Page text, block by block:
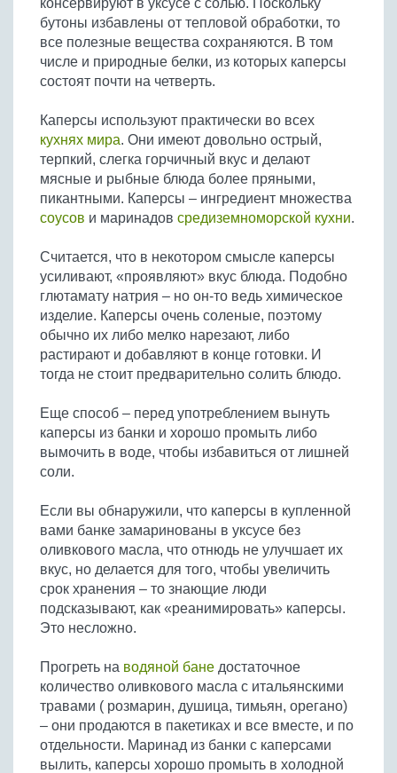
Бобовые
Яйца
Крупы
консервируют в уксусе с солью. Поскольку
бутоны избавлены от тепловой обработки, то
все полезные вещества сохраняются. В том
числе и природные белки, из которых каперсы
состоят почти на четверть.
Каперсы используют практически во всех
кухнях мира. Они имеют довольно острый,
терпкий, слегка горчичный вкус и делают
мясные и рыбные блюда более пряными,
пикантными. Каперсы – ингредиент множества
соусов и маринадов средиземноморской кухни.
Считается, что в некотором смысле каперсы
усиливают, «проявляют» вкус блюда. Подобно
глютамату натрия – но он-то ведь химическое
изделие. Каперсы очень соленые, поэтому
обычно их либо мелко нарезают, либо
растирают и добавляют в конце готовки. И
тогда не стоит предварительно солить блюдо.
Еще способ – перед употреблением вынуть
каперсы из банки и хорошо промыть либо
вымочить в воде, чтобы избавиться от лишней
соли.
Если вы обнаружили, что каперсы в купленной
вами банке замаринованы в уксусе без
оливкового масла, что отнюдь не улучшает их
вкус, но делается для того, чтобы увеличить
срок хранения – то знающие люди
подсказывают, как «реанимировать» каперсы.
Это несложно.
Прогреть на водяной бане достаточное
количество оливкового масла с итальянскими
травами ( розмарин, душица, тимьян, орегано)
– они продаются в пакетиках и все вместе, и по
отдельности. Маринад из банки с каперсами
вылить, каперсы хорошо промыть в холодной